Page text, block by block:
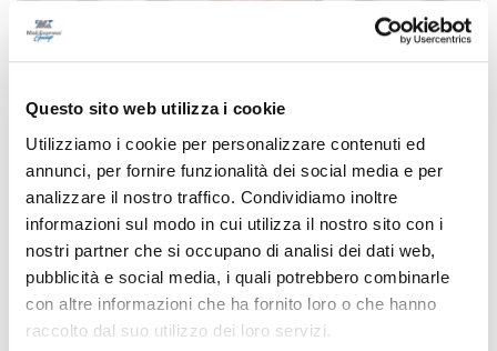
Questo sito web utilizza i cookie
Utilizziamo i cookie per personalizzare contenuti ed
annunci, per fornire funzionalità dei social media e per
analizzare il nostro traffico. Condividiamo inoltre
informazioni sul modo in cui utilizza il nostro sito con i
nostri partner che si occupano di analisi dei dati web,
pubblicità e social media, i quali potrebbero combinarle
con altre informazioni che ha fornito loro o che hanno
raccolto dal suo utilizzo dei loro servizi.
Calcio Serie C - Bongelli lascia la Samb e passa
alla Triestina
di Pierluigi Dorotei